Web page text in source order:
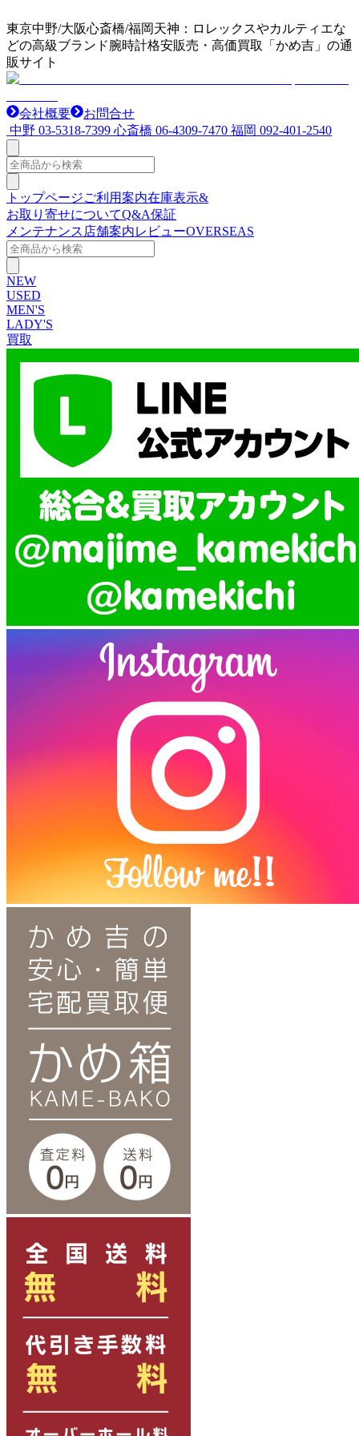
東京中野/大阪心斎橋/福岡天神：ロレックスやカルティエな
どの高級ブランド腕時計格安販売・高価買取「かめ吉」の通
販サイト
会社概要
お問合せ
中野 03-5318-7399 心斎橋 06-4309-7470 福岡 092-401-2540
トップページご利用案内在庫表示&
お取り寄せについてQ&A保証
メンテナンス 店舗案内レビューOVERSEAS
NEW
USED
MEN'S
LADY'S
買取